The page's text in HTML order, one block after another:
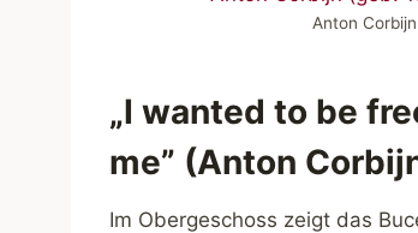
Anton
„I wanted to be
me” (Anton
Im Obergeschoss zeigt das